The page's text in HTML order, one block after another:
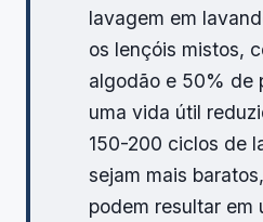
lavagem em
os lençóis mistos,
algodão e 50% de
uma vida útil
150-200 ciclos de
sejam mais
podem resultar em